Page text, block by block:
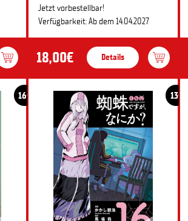
Jetzt vorbestellbar!
Verfügbarkeit: Ab dem 14.04.2027
18,00€ Details
16+ 13+